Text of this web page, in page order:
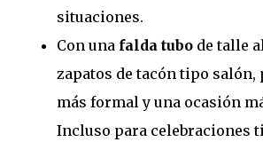
situaciones.
Con una falda tubo de talle
zapatos de tacón tipo salón,
más formal y una ocasión
Incluso para celebraciones